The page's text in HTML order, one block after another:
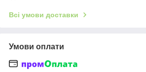
Всі умови доставки
Умови оплати